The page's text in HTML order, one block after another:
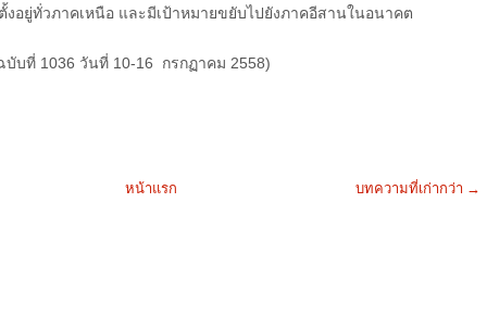
อยู่ทั่วภาคเหนือ และมีเป้าหมายขยับไปยังภาคอีสานในอนาคต
บับที่ 1036 วันที่ 10-16 กรกฏาคม 2558)
บทความที่เก่ากว่า →
หน้าแรก